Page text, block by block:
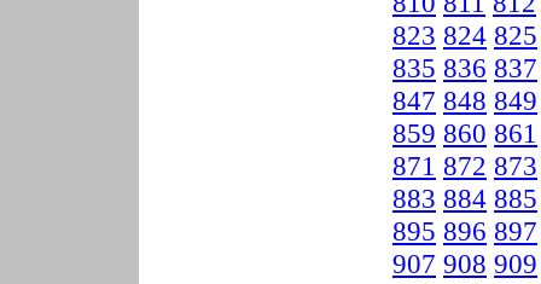
823 824 825
835 836 837
847 848 849
859 860 861
871 872 873
883 884 885
895 896 897
907 908 909